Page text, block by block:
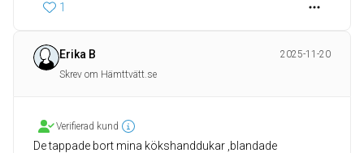
1
Erika B
2025-11-20
Skrev om Hämttvätt.se
Verifierad kund
De tappade bort mina kökshanddukar ,blandade